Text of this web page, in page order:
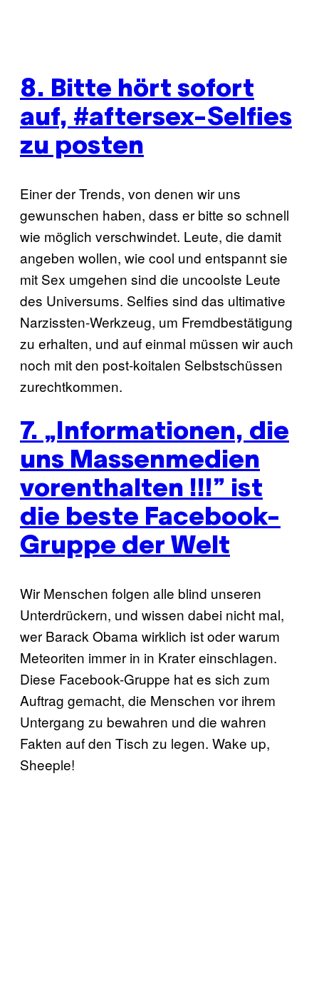
8. Bitte hört sofort
auf, #aftersex-Selfies
zu posten
Einer der Trends, von denen wir uns
gewunschen haben, dass er bitte so schnell
wie möglich verschwindet. Leute, die damit
angeben wollen, wie cool und entspannt sie
mit Sex umgehen sind die uncoolste Leute
des Universums. Selfies sind das ultimative
Narzissten-Werkzeug, um Fremdbestätigung
zu erhalten, und auf einmal müssen wir auch
noch mit den post-koitalen Selbstschüssen
zurechtkommen.
7. „Informationen, die
uns Massenmedien
vorenthalten !!!” ist
die beste Facebook-
Gruppe der Welt
Wir Menschen folgen alle blind unseren
Unterdrückern, und wissen dabei nicht mal,
wer Barack Obama wirklich ist oder warum
Meteoriten immer in in Krater einschlagen.
Diese Facebook-Gruppe hat es sich zum
Auftrag gemacht, die Menschen vor ihrem
Untergang zu bewahren und die wahren
Fakten auf den Tisch zu legen. Wake up,
Sheeple!